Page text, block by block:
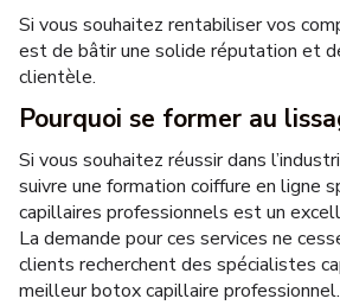
Si vous souhaitez rentabiliser vos
est de bâtir une solide réputation et
clientèle.
Pourquoi se former au
Si vous souhaitez réussir dans
suivre une formation coiffure en ligne
capillaires professionnels est un
La demande pour ces services ne
clients recherchent des spécialistes
meilleur botox capillaire professionnel.